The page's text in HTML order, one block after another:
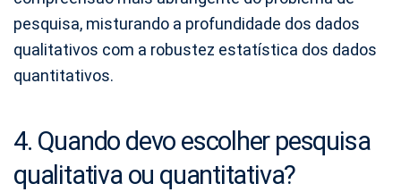
pesquisa, misturando a profundidade dos dados
qualitativos com a robustez estatística dos dados
quantitativos.
4. Quando devo escolher pesquisa
qualitativa ou quantitativa?